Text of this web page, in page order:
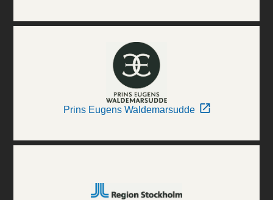
Prins Eugens Waldemarsudde